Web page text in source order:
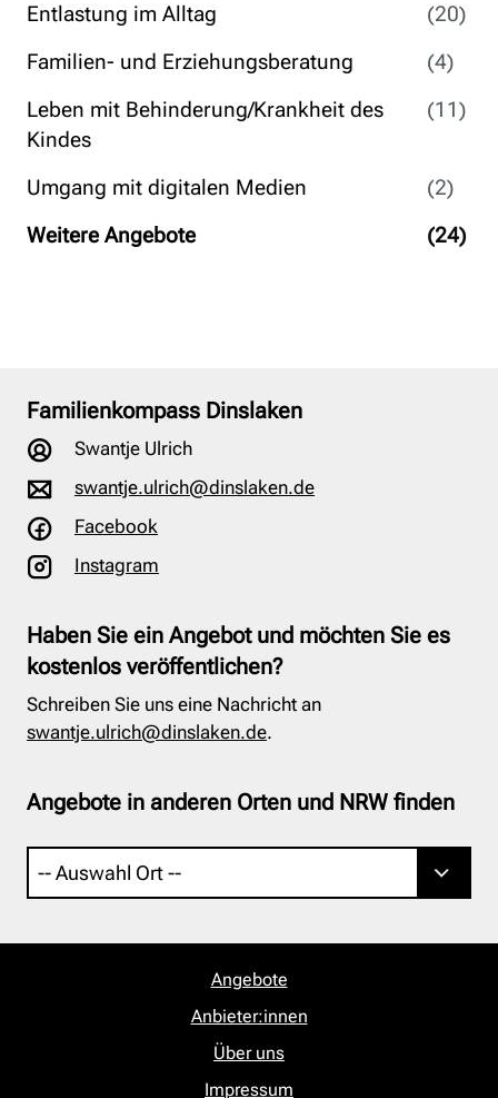
Entlastung im Alltag
(20)
Familien- und Erziehungsberatung
(4)
Leben mit Behinderung/Krankheit des
Kindes
(11)
Umgang mit digitalen Medien
(2)
Weitere Angebote
(24)
Familienkompass Dinslaken
Swantje Ulrich
swantje.ulrich@dinslaken.de
Facebook
Instagram
Haben Sie ein Angebot und möchten Sie es
kostenlos veröffentlichen?
Schreiben Sie uns eine Nachricht an
swantje.ulrich@dinslaken.de.
Angebote in anderen Orten und NRW finden
Angebote
Anbieter:innen
Über uns
Impressum